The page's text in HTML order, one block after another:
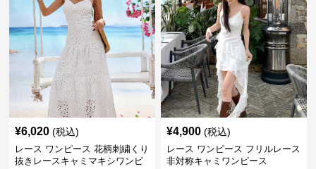
¥6,020 (税込)
レース ワンピース 花柄刺繍くり
抜きレースキャミマキシワンピ
¥4,900 (税込)
レース ワンピース フリルレース
非対称キャミワンピース